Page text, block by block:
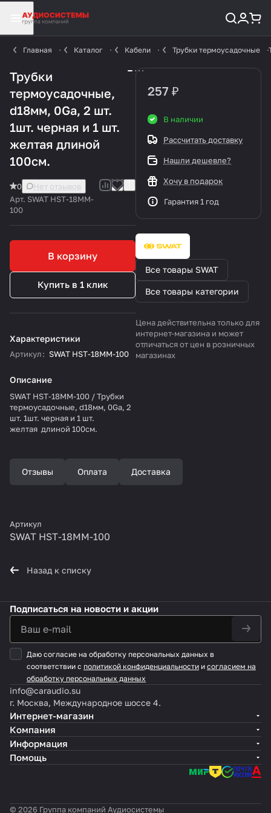
Главная Каталог Кабели Трубки термоусадочные
Трубки
термоусадочные,
d18мм, 0Ga, 2 шт.
1шт. черная и 1 шт.
желтая длиной
100см.
0
Нет отзывов
Арт. SWAT HST-18MM-
100
В корзину
Купить в 1 клик
Характеристики
Артикул: SWAT HST-18MM-100
Описание
SWAT HST-18MM-100 / Трубки
термоусадочные, d18мм, 0Ga, 2
шт. 1шт. черная и 1 шт.
желтая длиной 100см.
257 ₽
В наличии
Рассчитать доставку
Нашли дешевле?
Хочу в подарок
Гарантия 1 год
Все товары SWAT
Все товары категории
Цена действительна только для
интернет-магазина и может
отличаться от цен в розничных
магазинах
Отзывы Оплата Доставка
Артикул
SWAT HST-18MM-100
Назад к списку
Подписаться на новости и акции
Даю согласие на обработку персональных данных в
соответствии с политикой конфиденциальности и согласием на
обработку персональных данных
info@caraudio.su
г. Москва, Международное шоссе 4.
Интернет-магазин
Компания
Информация
Помощь
© 2026 Группа компаний Аудиосистемы